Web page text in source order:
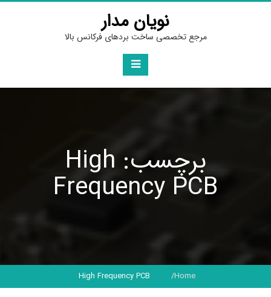
Skip
نویان مدار
مرجع تخصصی ساخت بردهای فرکانس بالا
برچسب: High
Frequency PCB
Home
High Frequency PCB